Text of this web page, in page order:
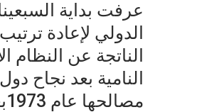
الدولي لإعادة
الناتجة عن
النامية بعد نجاح